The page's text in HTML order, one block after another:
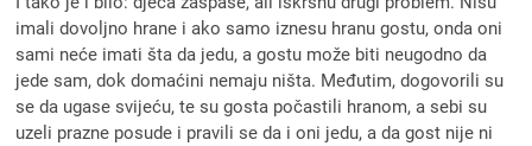
imali dovoljno hrane i ako samo iznesu hranu gostu, onda oni
sami neće imati šta da jedu, a gostu može biti neugodno da
jede sam, dok domaćini nemaju ništa. Međutim, dogovorili su
se da ugase svijeću, te su gosta počastili hranom, a sebi su
uzeli prazne posude i pravili se da i oni jedu, a da gost nije ni